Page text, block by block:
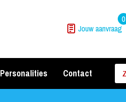
Jouw aanvraag
0
Personalities Contact